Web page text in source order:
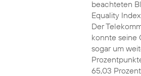
beachteten
Equality
Der
konnte seine
sogar um
65,03